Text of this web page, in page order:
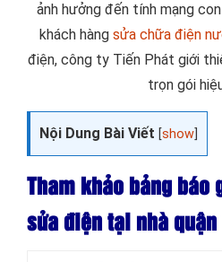
ảnh hưởng đến tính mạng
khách hàng sửa chữa điện
điện, công ty Tiến Phát giới
trọn gói
Nội Dung Bài Viết [show
Tham khảo bảng báo
sửa điện tại nhà quận